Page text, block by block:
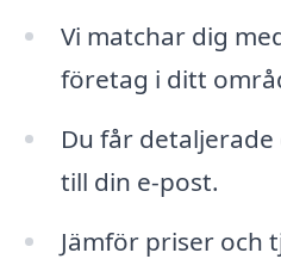
Vi matchar dig
företag i ditt
Du får
till din e-post.
Jämför priser och